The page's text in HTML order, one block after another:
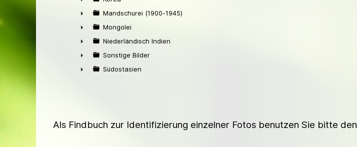
►
►
Mandschurei (1900-1945)
►
Mongolei
►
Niederländisch Indien
►
Sonstige Bilder
Südostasien
Als Findbuch zur Identifizierung einzelner Fotos benutzen Sie bitte den